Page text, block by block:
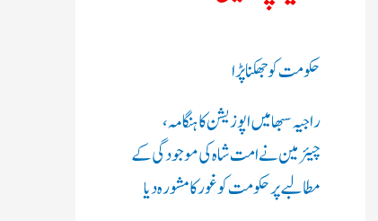
ی
ں
:
حکومت کو جھکنا پڑا
راجیہ سبھا میں اپوزیشن کا ہنگامہ،
چیئرمین نے امت شاہ کی موجودگی کے
مطالبے پر حکومت کو غور کا مشورہ دیا